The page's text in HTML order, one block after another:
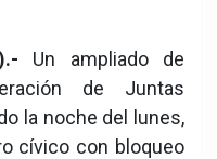
Un ampliado de
de Juntas
la noche del lunes,
cívico con bloqueo